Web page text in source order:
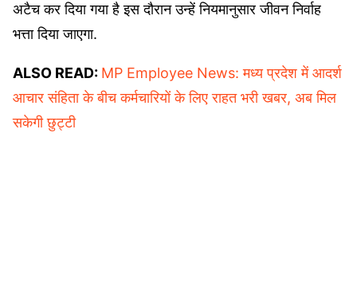
अटैच कर दिया गया है इस दौरान उन्हें नियमानुसार जीवन निर्वाह
भत्ता दिया जाएगा.
ALSO READ: MP Employee News: मध्य प्रदेश में आदर्श
आचार संहिता के बीच कर्मचारियों के लिए राहत भरी खबर, अब मिल
सकेगी छुट्टी